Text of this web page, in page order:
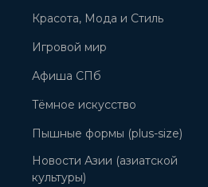
Красота, Мода и Стиль
Игровой мир
Афиша СПб
Тёмное искусство
Пышные формы (plus-size)
Новости Азии (азиатской
культуры)